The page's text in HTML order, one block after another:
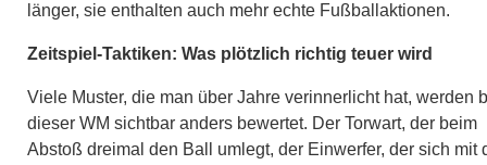
länger, sie enthalten auch mehr echte Fußballaktionen.
Zeitspiel-Taktiken: Was plötzlich richtig teuer wird
Viele Muster, die man über Jahre verinnerlicht hat, werden
dieser WM sichtbar anders bewertet. Der Torwart, der beim
Abstoß dreimal den Ball umlegt, der Einwerfer, der sich mit